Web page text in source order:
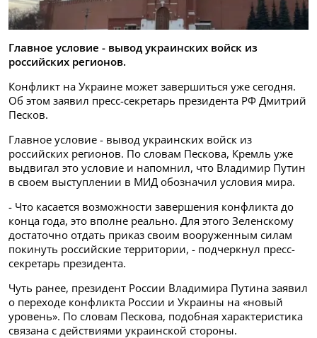
Главное условие - вывод украинских войск из
российских регионов.
Конфликт на Украине может завершиться уже сегодня.
Об этом заявил пресс-секретарь президента РФ Дмитрий
Песков.
Главное условие - вывод украинских войск из
российских регионов. По словам Пескова, Кремль уже
выдвигал это условие и напомнил, что Владимир Путин
в своем выступлении в МИД обозначил условия мира.
- Что касается возможности завершения конфликта до
конца года, это вполне реально. Для этого Зеленскому
достаточно отдать приказ своим вооруженным силам
покинуть российские территории, - подчеркнул пресс-
секретарь президента.
Чуть ранее, президент России Владимира Путина заявил
о переходе конфликта России и Украины на «новый
уровень». По словам Пескова, подобная характеристика
связана с действиями украинской стороны.